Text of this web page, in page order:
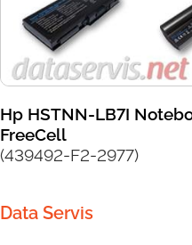
Hp HSTNN-LB7I
FreeCell
(439492-F2-2977)
Data Servis